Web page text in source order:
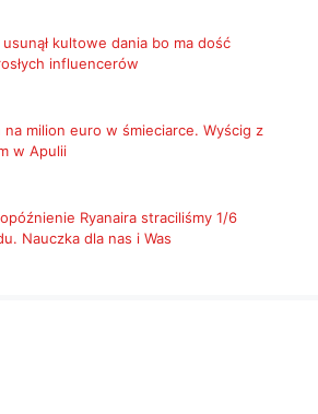
usunął kultowe dania bo ma dość
influencerów
na milion euro w śmieciarce. Wyścig z
w Apulii
Ryanaira straciliśmy 1/6
Nauczka dla nas i Was